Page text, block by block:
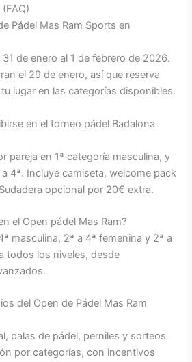
Pádel Mas Ram Sports en
de enero al 1 de febrero de 2026.
el 29 de enero, así que reserva
lugar en las categorías disponibles.
en el torneo pádel Badalona
pareja en 1ª categoría masculina, y
4ª. Incluye camiseta, welcome pack
opcional por 20€ extra.
el Open pádel Mas Ram?
masculina, 2ª a 4ª femenina y 2ª a
todos los niveles, desde
del Open de Pádel Mas Ram
palas de pádel, perniles y sorteos
por categorías, con incentivos